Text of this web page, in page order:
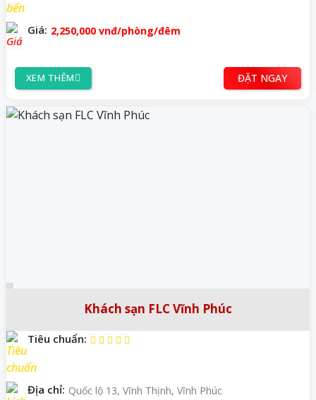
Giá: 2,250,000 vnđ/phòng/đêm
XEM THÊM ĐẶT NGAY
Khách sạn FLC Vĩnh Phúc
Tiêu chuẩn:
Địa chỉ: Quốc lộ 13, Vĩnh Thịnh, Vĩnh Phúc